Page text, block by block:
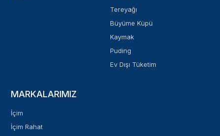
Tereyağı
Büyüme Küpü
Kaymak
Puding
Ev Dışı Tüketim
MARKALARIMIZ
İçim
İçim Rahat